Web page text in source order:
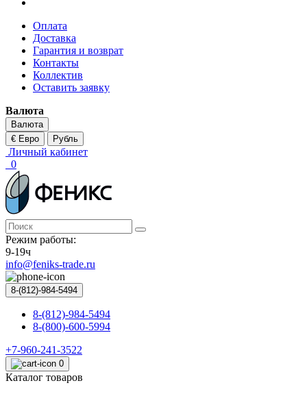
Оплата
Доставка
Гарантия и возврат
Контакты
Коллектив
Оставить заявку
Валюта
Валюта
€ Евро
Рубль
Личный кабинет
0
Режим работы:
9-19ч
info@feniks-trade.ru
8-(812)-984-5494
8-(812)-984-5494
8-(800)-600-5994
+7-960-241-3522
0
Каталог товаров